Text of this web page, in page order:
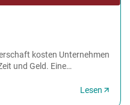
kosten Unternehmen
und Geld. Eine
Lesen